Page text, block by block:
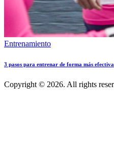
Entrenamiento
3 pasos para entrenar de forma más efectiva
Copyright © 2026. All rights